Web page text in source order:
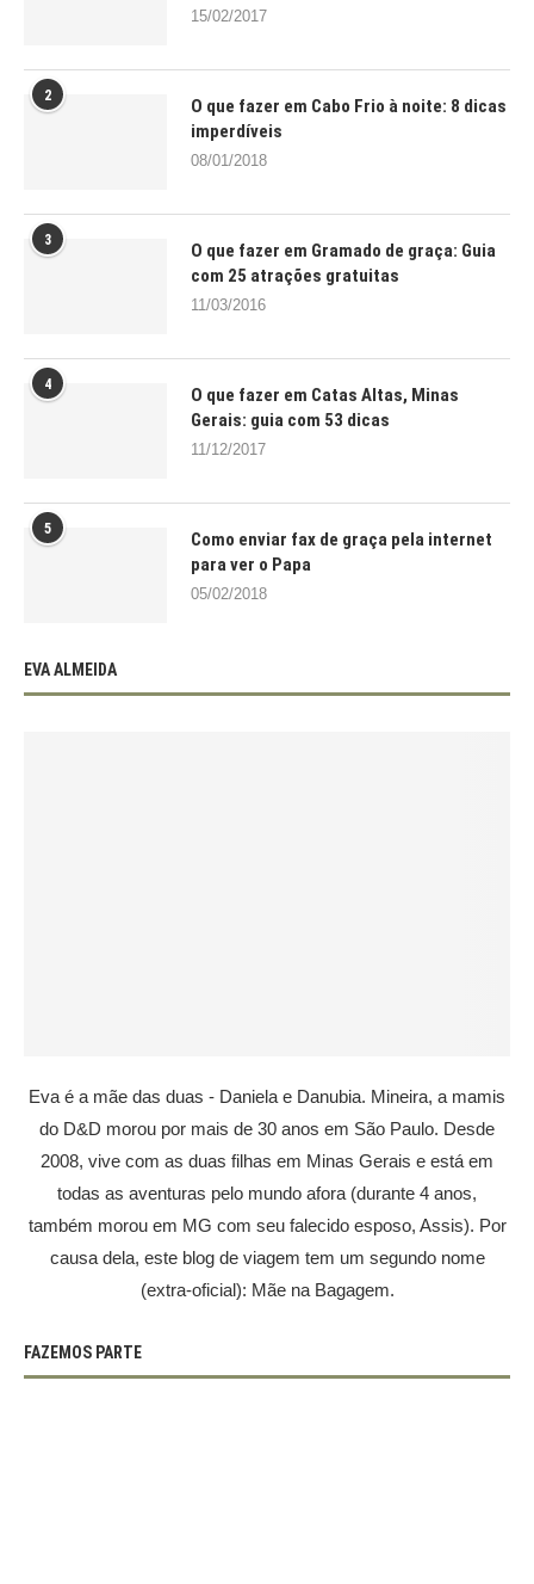
15/02/2017
2
O que fazer em Cabo Frio à noite: 8 dicas
imperdíveis
08/01/2018
3
O que fazer em Gramado de graça: Guia
com 25 atrações gratuitas
11/03/2016
4
O que fazer em Catas Altas, Minas
Gerais: guia com 53 dicas
11/12/2017
5
Como enviar fax de graça pela internet
para ver o Papa
05/02/2018
EVA ALMEIDA
Eva é a mãe das duas - Daniela e Danubia. Mineira, a mamis
do D&D morou por mais de 30 anos em São Paulo. Desde
2008, vive com as duas filhas em Minas Gerais e está em
todas as aventuras pelo mundo afora (durante 4 anos,
também morou em MG com seu falecido esposo, Assis). Por
causa dela, este blog de viagem tem um segundo nome
(extra-oficial): Mãe na Bagagem.
FAZEMOS PARTE